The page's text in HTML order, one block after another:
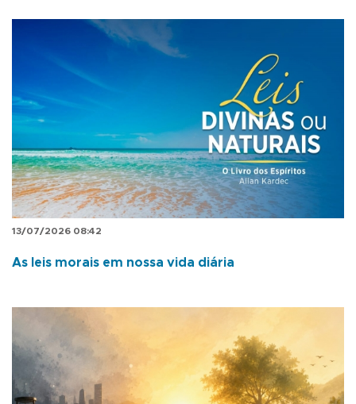
13/07/2026 08:42
As leis morais em nossa vida diária